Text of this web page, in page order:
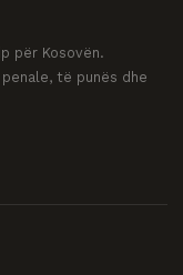
për Kosovën.
të punës dhe